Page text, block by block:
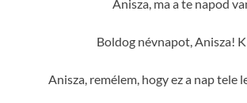
Anisza, ma a te napod
Boldog névnapot, Anisza!
Anisza, remélem, hogy ez a nap tele